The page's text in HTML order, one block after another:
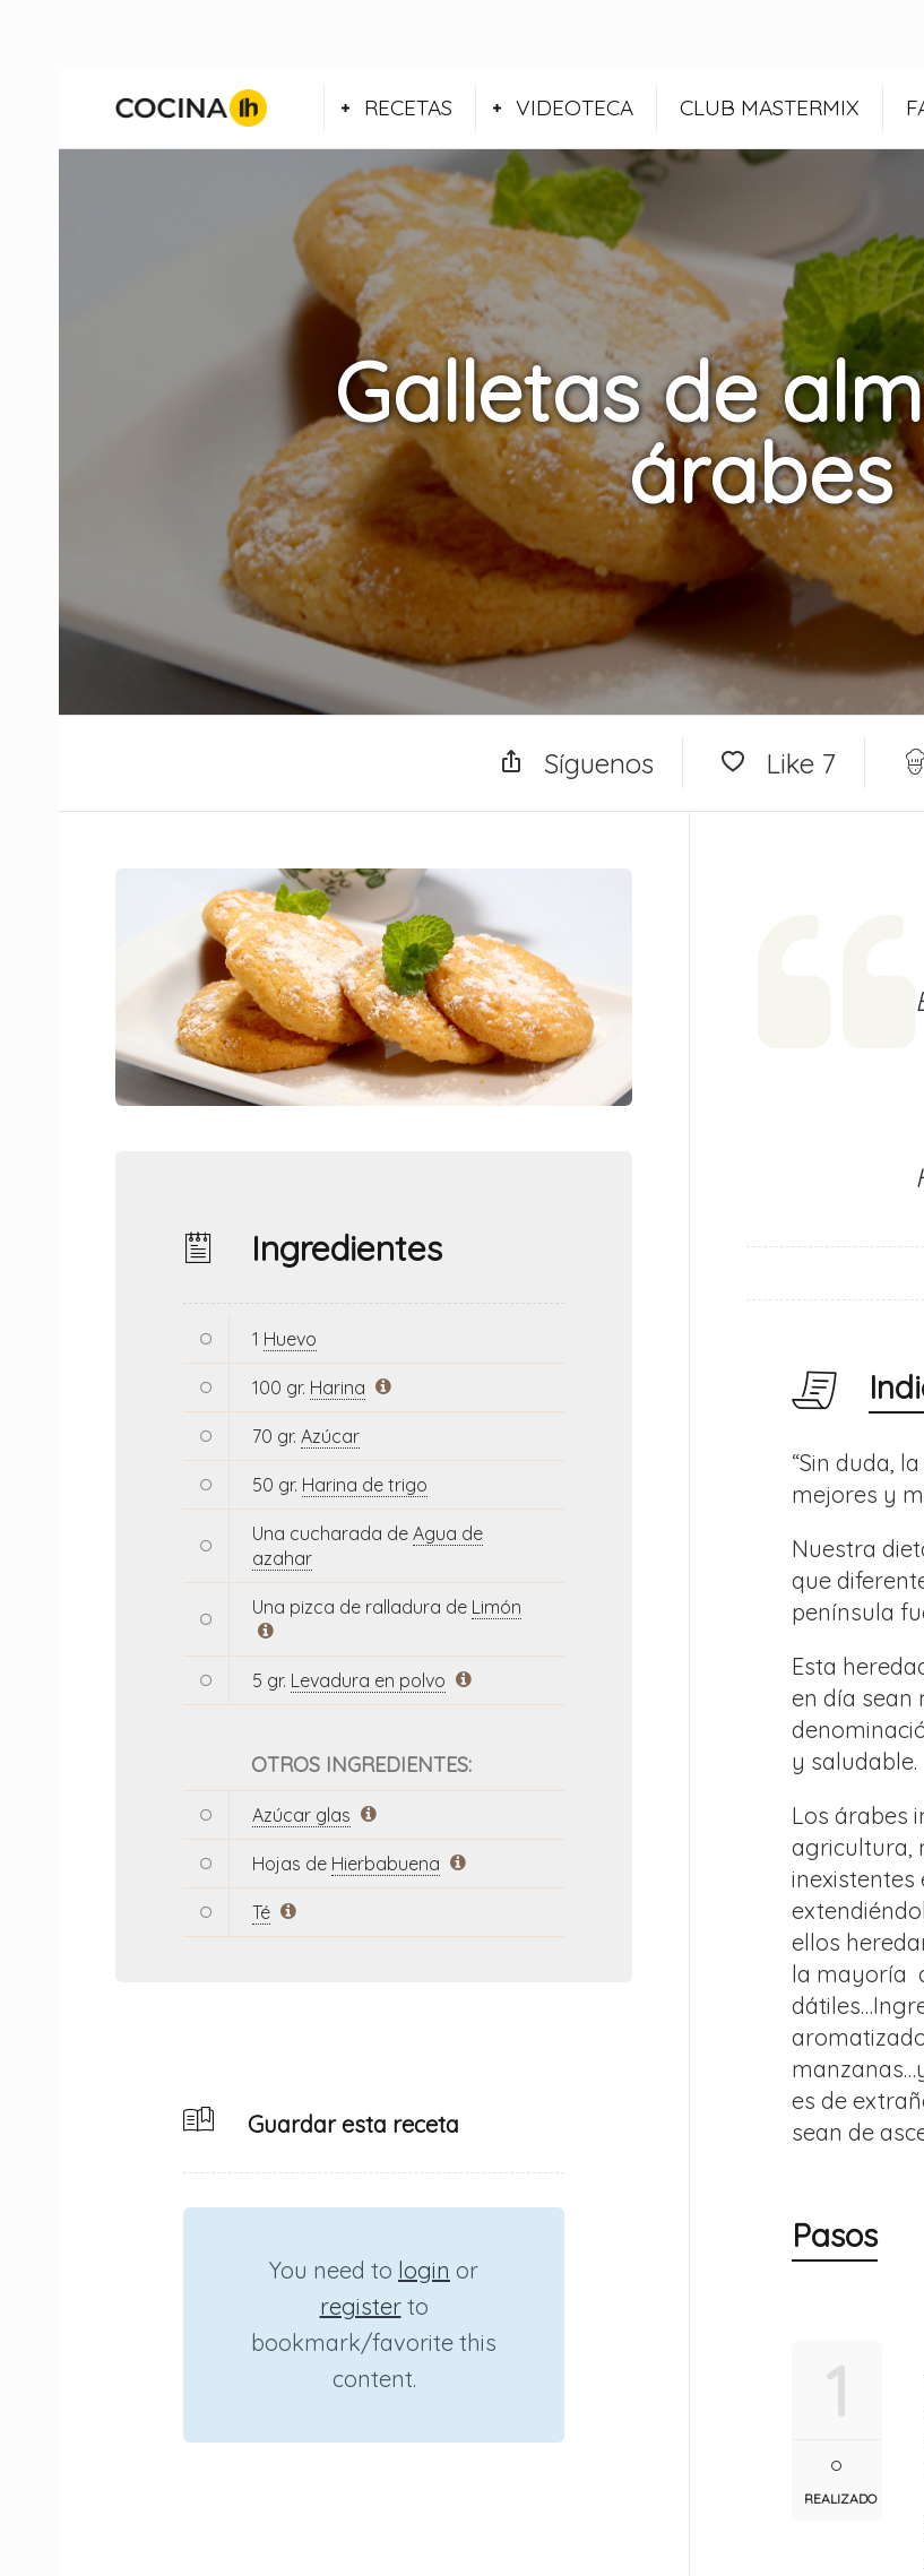
RECETAS VIDEOTECA CLUB MASTERMIX
Galletas de
árabes
Síguenos Like 7
Ingredientes
1 Huevo
100 gr. Harina
70 gr. Azúcar
50 gr. Harina de trigo
Una cucharada de Agua de
azahar
Una pizca de ralladura de Limón
5 gr. Levadura en polvo
OTROS INGREDIENTES:
Azúcar glas
Hojas de Hierbabuena
Té
Guardar esta receta
You need to login or
registerto
bookmark/favorite this
content.
“Sin duda,
mejores y
Nuestra
que
península
Esta
en día sean
y saludable.
Los árabes
agricultura,
inexistentes
ellos
la mayoría
es de
sean de
Pasos
1
REALIZADO